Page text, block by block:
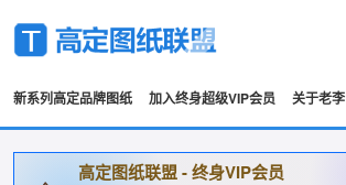
新系列高定品牌图纸 加入终身超级VIP会员 关于老李
高定图纸联盟 - 终身VIP会员